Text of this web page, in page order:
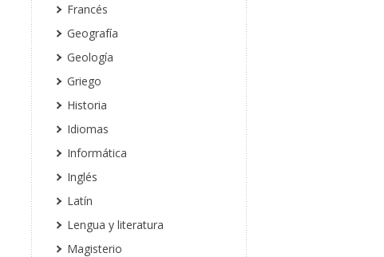
Francés
Geografía
Geología
Griego
Historia
Idiomas
Informática
Inglés
Latín
Lengua y literatura
Magisterio